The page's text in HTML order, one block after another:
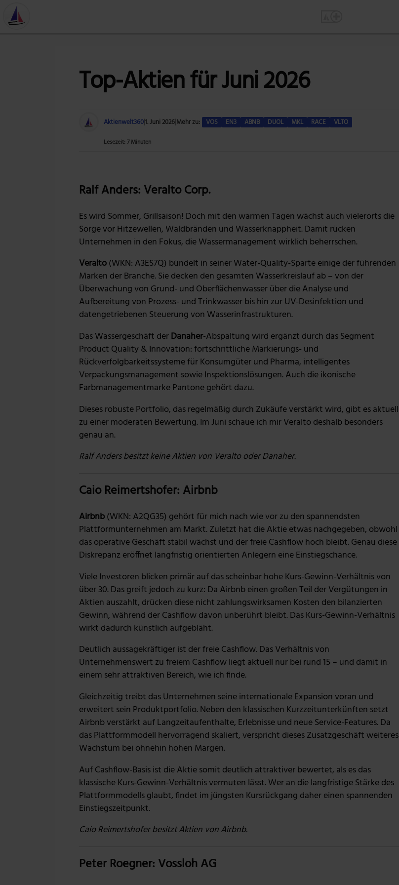
Top-Aktien für Juni 2026
Aktienwelt3601. Juni 2026Mehr zu: VOS EN3 ABNB DUOL MKL RACE VLTO
Lesezeit: 7 Minuten
Ralf Anders: Veralto Corp.
Es wird Sommer, Grillsaison! Doch mit den warmen Tagen wächst auch vielerorts die
Sorge vor Hitzewellen, Waldbränden und Wasserknappheit. Damit rücken
Unternehmen in den Fokus, die Wassermanagement wirklich beherrschen.
Veralto(WKN: A3ES7Q) bündelt in seiner Water-Quality-Sparte einige der führenden
Marken der Branche. Sie decken den gesamten Wasserkreislauf ab – von der
Überwachung von Grund- und Oberflächenwasser über die Analyse und
Aufbereitung von Prozess- und Trinkwasser bis hin zur UV-Desinfektion und
datengetriebenen Steuerung von Wasserinfrastrukturen.
Das Wassergeschäft derDanaher-Abspaltung wird ergänzt durch das Segment
Product Quality & Innovation: fortschrittliche Markierungs- und
Rückverfolgbarkeitssysteme für Konsumgüter und Pharma, intelligentes
Verpackungsmanagement sowie Inspektionslösungen. Auch die ikonische
Farbmanagementmarke Pantone gehört dazu.
Dieses robuste Portfolio, das regelmäßig durch Zukäufe verstärkt wird, gibt es aktuell
zu einer moderaten Bewertung. Im Juni schaue ich mir Veralto deshalb besonders
genau an.
Ralf Anders besitzt keine Aktien von Veralto oder Danaher.
Caio Reimertshofer: Airbnb
Airbnb(WKN: A2QG35) gehört für mich nach wie vor zu den spannendsten
Plattformunternehmen am Markt. Zuletzt hat die Aktie etwas nachgegeben, obwohl
das operative Geschäft stabil wächst und der freie Cashflow hoch bleibt. Genau diese
Diskrepanz eröffnet langfristig orientierten Anlegern eine Einstiegschance.
Viele Investoren blicken primär auf das scheinbar hohe Kurs-Gewinn-Verhältnis von
über 30. Das greift jedoch zu kurz: Da Airbnb einen großen Teil der Vergütungen in
Aktien auszahlt, drücken diese nicht zahlungswirksamen Kosten den bilanzierten
Gewinn, während der Cashflow davon unberührt bleibt. Das Kurs-Gewinn-Verhältnis
wirkt dadurch künstlich aufgebläht.
Deutlich aussagekräftiger ist der freie Cashflow. Das Verhältnis von
Unternehmenswert zu freiem Cashflow liegt aktuell nur bei rund 15 – und damit in
einem sehr attraktiven Bereich, wie ich finde.
Gleichzeitig treibt das Unternehmen seine internationale Expansion voran und
erweitert sein Produktportfolio. Neben den klassischen Kurzzeitunterkünften setzt
Airbnb verstärkt auf Langzeitaufenthalte, Erlebnisse und neue Service-Features. Da
das Plattformmodell hervorragend skaliert, verspricht dieses Zusatzgeschäft weiteres
Wachstum bei ohnehin hohen Margen.
Auf Cashflow-Basis ist die Aktie somit deutlich attraktiver bewertet, als es das
klassische Kurs-Gewinn-Verhältnis vermuten lässt. Wer an die langfristige Stärke des
Plattformmodells glaubt, findet im jüngsten Kursrückgang daher einen spannenden
Einstiegszeitpunkt.
Caio Reimertshofer besitzt Aktien von Airbnb.
Peter Roegner: Vossloh AG